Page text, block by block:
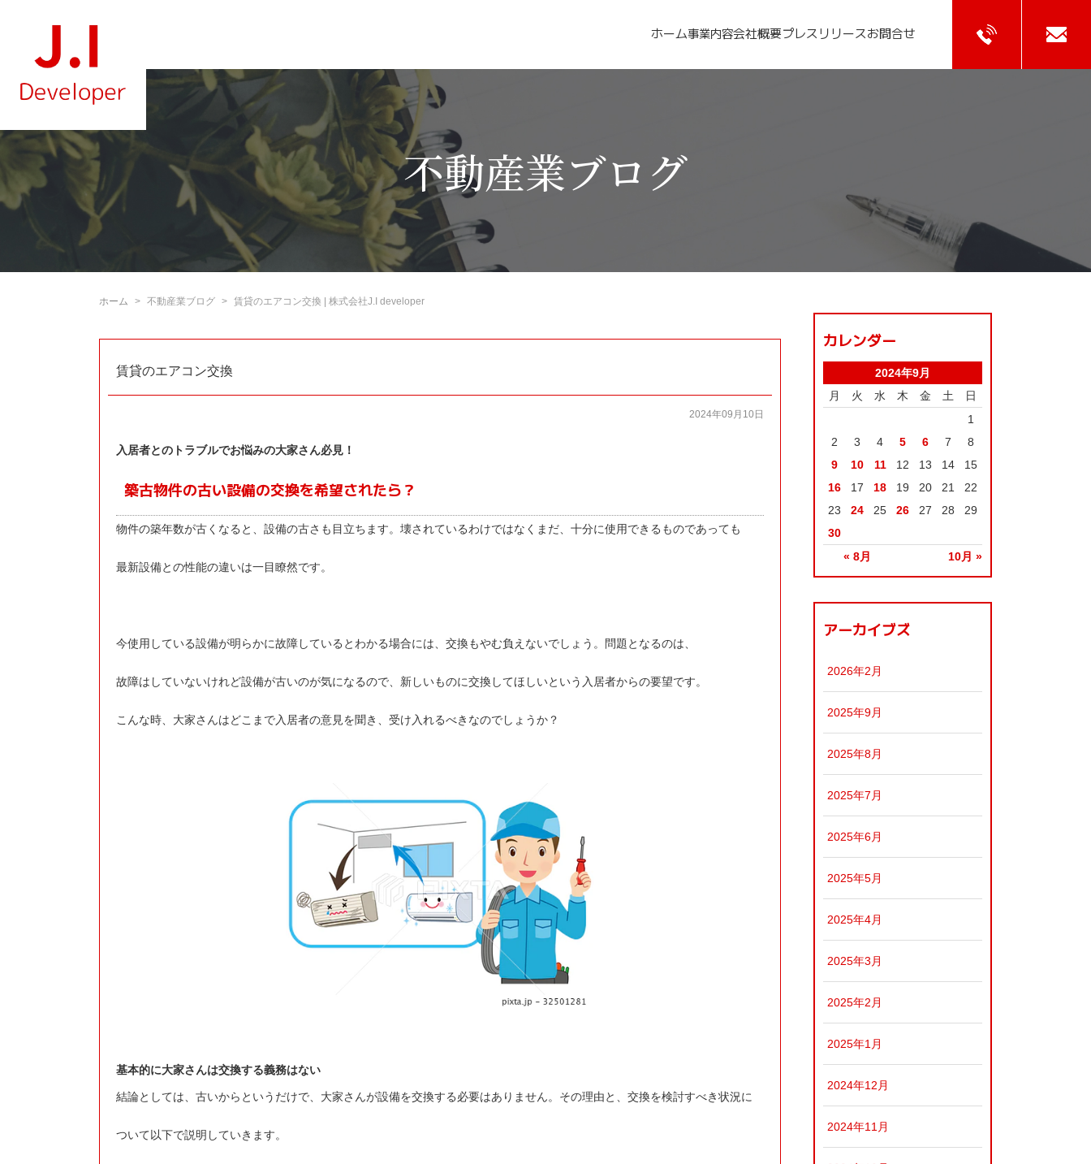
ホーム事業内容会社概要プレスリリースお問合せ
不動産業ブログ
ホーム 不動産業ブログ 賃貸のエアコン交換 | 株式会社J.I developer
賃貸のエアコン交換
2024年09月10日
入居者とのトラブルでお悩みの大家さん必見！
築古物件の古い設備の交換を希望されたら？
物件の築年数が古くなると、設備の古さも目立ちます。壊されているわけではなくまだ、十分に使用できるものであっても
最新設備との性能の違いは一目瞭然です。
今使用している設備が明らかに故障しているとわかる場合には、交換もやむ負えないでしょう。問題となるのは、
故障はしていないけれど設備が古いのが気になるので、新しいものに交換してほしいという入居者からの要望です。
こんな時、大家さんはどこまで入居者の意見を聞き、受け入れるべきなのでしょうか？
基本的に大家さんは交換する義務はない
結論としては、古いからというだけで、大家さんが設備を交換する必要はありません。その理由と、交換を検討すべき状況に
ついて以下で説明していきます。
カレンダー
2024年9月
月
火 水 木 金 土 日
« 8月 10月 »
1
2
3 4 5 6 7
8
9
10 11 12 13 14
15
16
17 18 19 20 21
22
23
24 25 26 27 28
29
30
アーカイブズ
2026年2月
2025年9月
2025年8月
2025年7月
2025年6月
2025年5月
2025年4月
2025年3月
2025年2月
2025年1月
2024年12月
2024年11月